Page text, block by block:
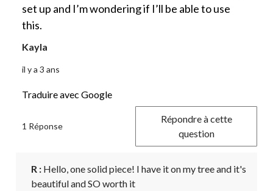
set up and I’m wondering if I’ll be able to use
this.
Kayla
il y a 3 ans
Traduire avec Google
1 Réponse
Répondre à cette
question
R : Hello, one solid piece! I have it on my tree and it's
beautiful and SO worth it